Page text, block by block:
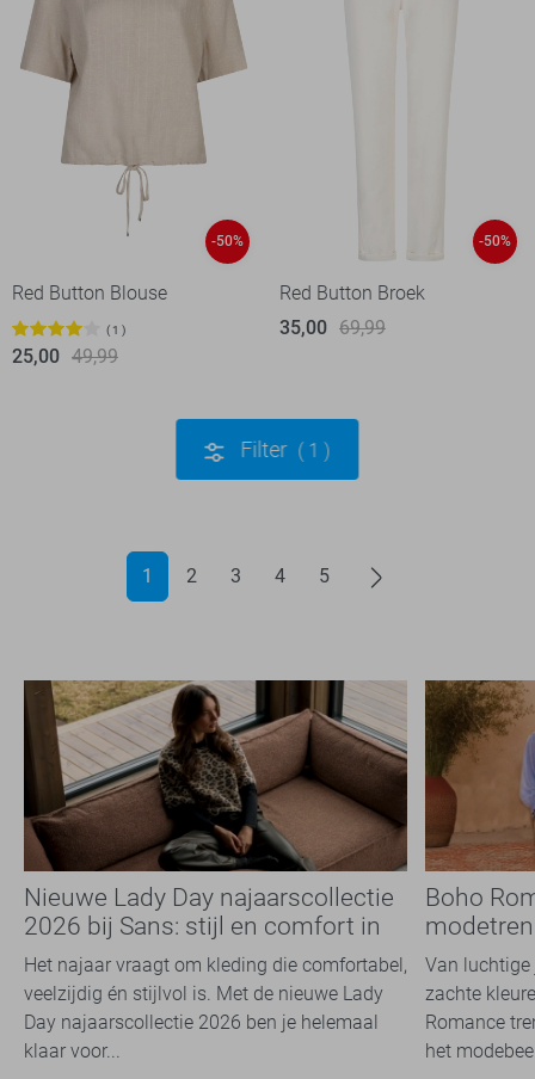
-50%
Red Button Blouse
1
25,00 49,99
-50%
Red Button Broek
35,00 69,99
Filter 1
1 2 3 4 5
Nieuwe Lady Day najaarscollectie
2026 bij Sans: stijl en comfort in
travelkwaliteit
Het najaar vraagt om kleding die comfortabel,
veelzijdig én stijlvol is. Met de nieuwe Lady
Day najaarscollectie 2026 ben je helemaal
klaar voor...
Boho
overal
Van luchtige
zachte
Romance
het